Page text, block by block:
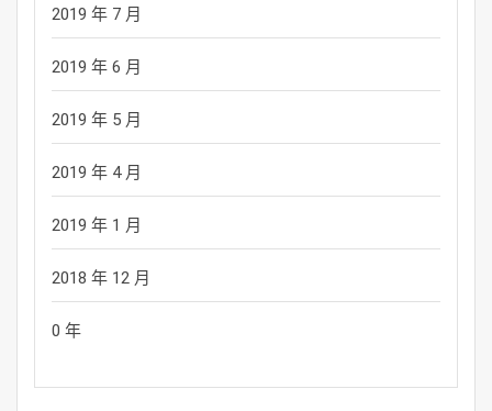
2019 年 7 月
2019 年 6 月
2019 年 5 月
2019 年 4 月
2019 年 1 月
2018 年 12 月
0 年